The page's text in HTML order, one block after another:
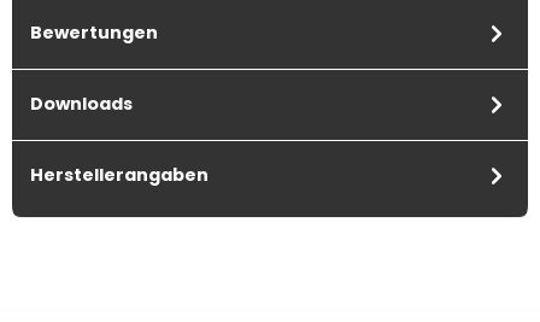
Bewertungen
Downloads
Herstellerangaben